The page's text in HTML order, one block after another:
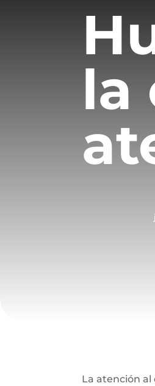
la
La atención